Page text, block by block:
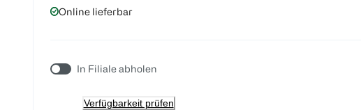
Online lieferbar
In Filiale abholen
Verfügbarkeit prüfen